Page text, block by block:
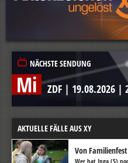
NÄCHSTE SENDUNG
Mi ZDF | 19.08.2026 |
AKTUELLE FÄLLE AUS XY
Von
Wer hat Inga (5)